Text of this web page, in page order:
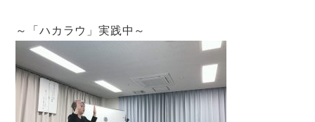
～「ハカラウ」実践中～